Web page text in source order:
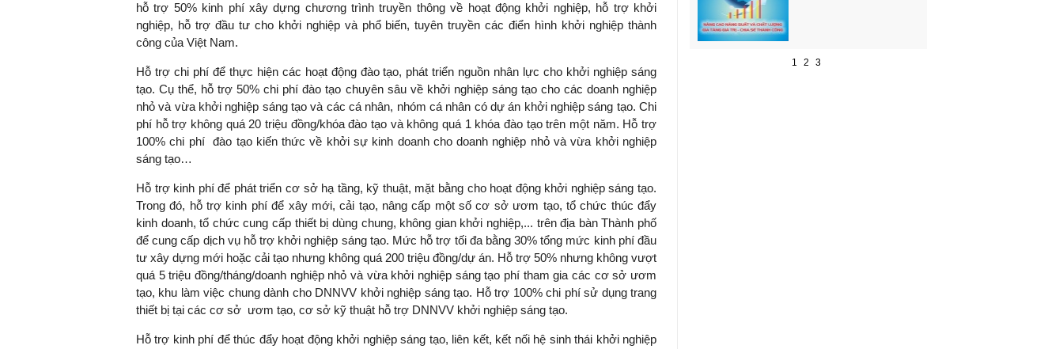
hỗ trợ 50% kinh phí xây dựng chương trình truyền thông về hoạt động khởi nghiệp, hỗ trợ khởi
nghiệp, hỗ trợ đầu tư cho khởi nghiệp và phổ biến, tuyên truyền các điển hình khởi nghiệp thành
công của Việt Nam.
Hỗ trợ chi phí để thực hiện các hoạt động đào tạo, phát triển nguồn nhân lực cho khởi nghiệp sáng
tạo. Cụ thể, hỗ trợ 50% chi phí đào tạo chuyên sâu về khởi nghiệp sáng tạo cho các doanh nghiệp
nhỏ và vừa khởi nghiệp sáng tạo và các cá nhân, nhóm cá nhân có dự án khởi nghiệp sáng tạo. Chi
phí hỗ trợ không quá 20 triệu đồng/khóa đào tạo và không quá 1 khóa đào tạo trên một năm. Hỗ trợ
100% chi phí đào tạo kiến thức về khởi sự kinh doanh cho doanh nghiệp nhỏ và vừa khởi nghiệp
sáng tạo…
Hỗ trợ kinh phí để phát triển cơ sở hạ tầng, kỹ thuật, mặt bằng cho hoạt động khởi nghiệp sáng tạo.
Trong đó, hỗ trợ kinh phí để xây mới, cải tạo, nâng cấp một số cơ sở ươm tạo, tổ chức thúc đẩy
kinh doanh, tổ chức cung cấp thiết bị dùng chung, không gian khởi nghiệp,... trên địa bàn Thành phố
để cung cấp dịch vụ hỗ trợ khởi nghiệp sáng tạo. Mức hỗ trợ tối đa bằng 30% tổng mức kinh phí đầu
tư xây dựng mới hoặc cải tạo nhưng không quá 200 triệu đồng/dự án. Hỗ trợ 50% nhưng không vượt
quá 5 triệu đồng/tháng/doanh nghiệp nhỏ và vừa khởi nghiệp sáng tạo phí tham gia các cơ sở ươm
tạo, khu làm việc chung dành cho DNNVV khởi nghiệp sáng tạo. Hỗ trợ 100% chi phí sử dụng trang
thiết bị tại các cơ sở ươm tạo, cơ sở kỹ thuật hỗ trợ DNNVV khởi nghiệp sáng tạo.
Hỗ trợ kinh phí để thúc đẩy hoạt động khởi nghiệp sáng tạo, liên kết, kết nối hệ sinh thái khởi nghiệp
1 2 3